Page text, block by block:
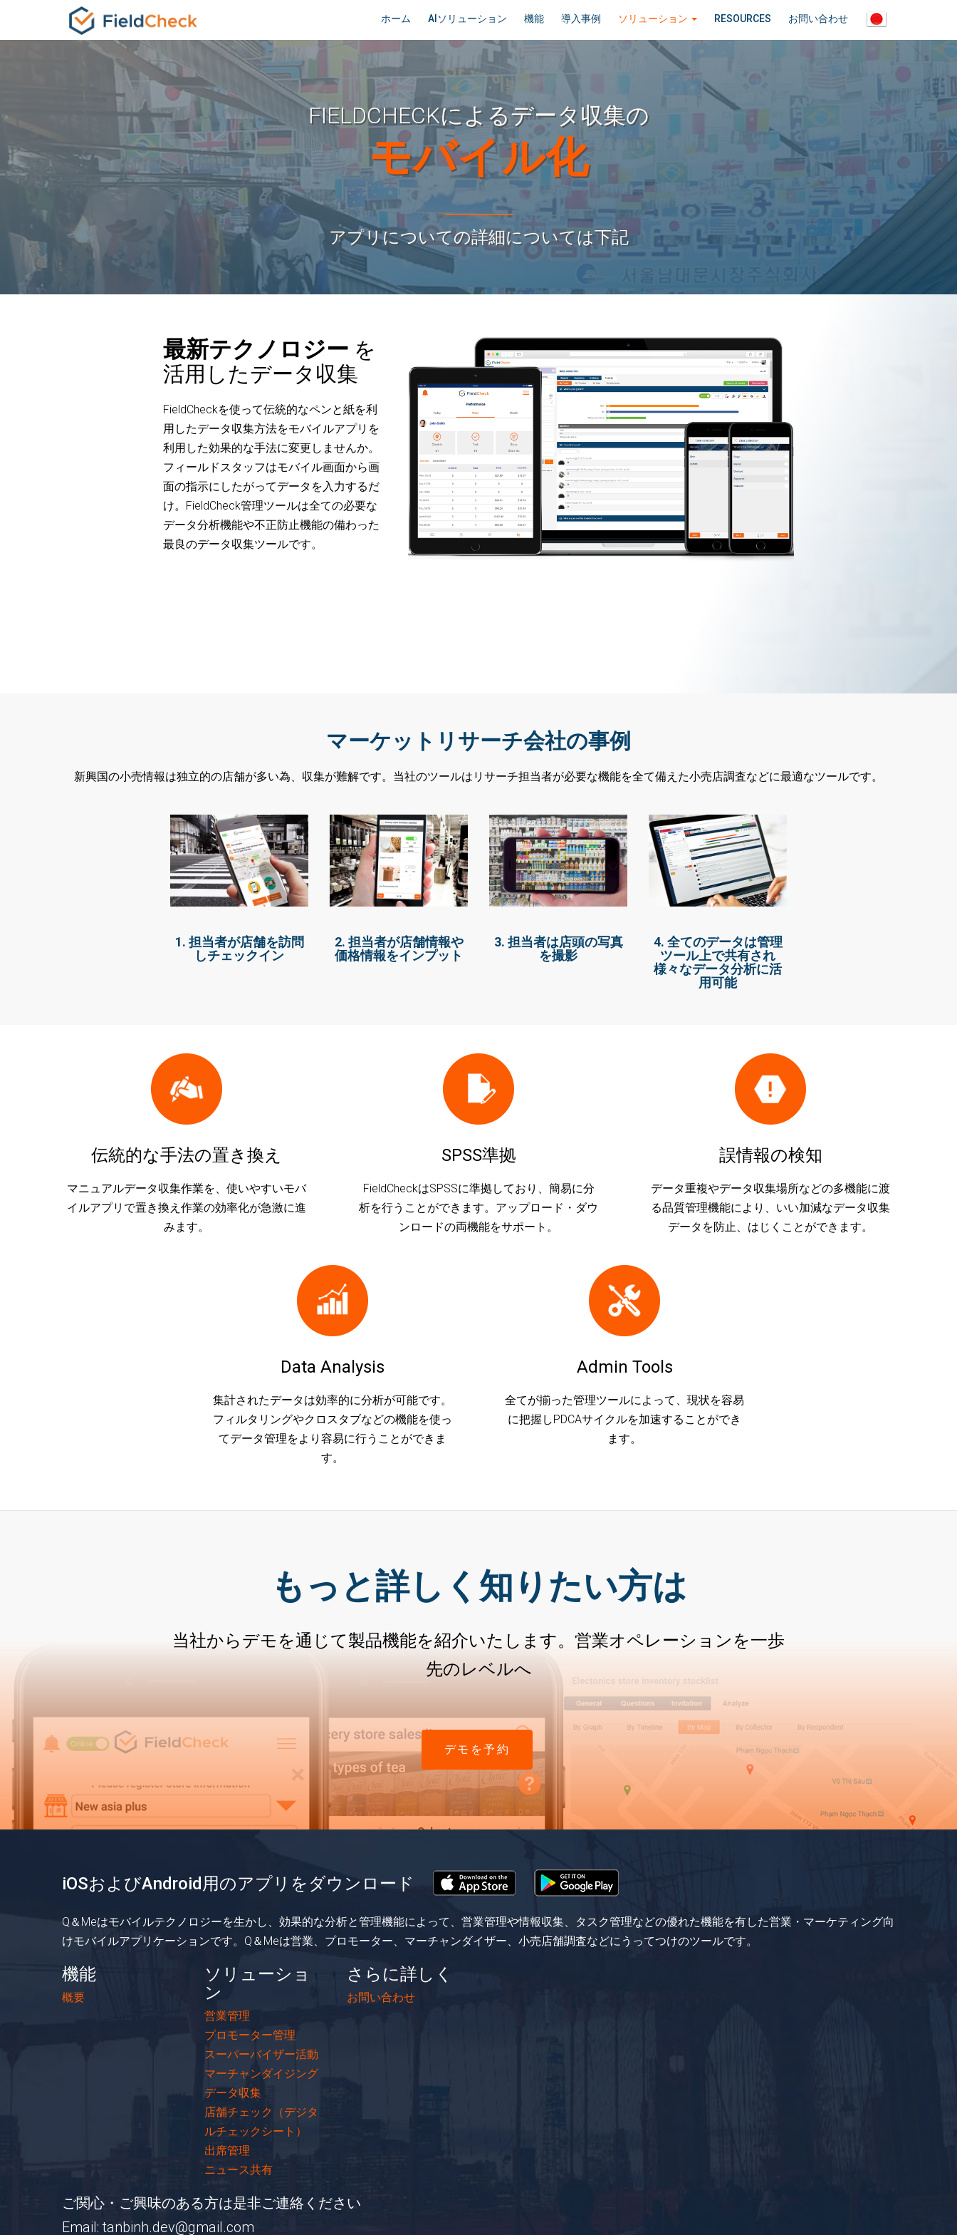
ホーム AIソリューション 機能 導入事例 ソリューション RESOURCES お問い合わせ
FIELDCHECKによるデータ収集の
モバイル化
アプリについての詳細については下記
最新テクノロジー を
活用したデータ収集
FieldCheckを使って伝統的なペンと紙を利
用したデータ収集方法をモバイルアプリを
利用した効果的な手法に変更しませんか。
フィールドスタッフはモバイル画面から画
面の指示にしたがってデータを入力するだ
け。FieldCheck管理ツールは全ての必要な
データ分析機能や不正防止機能の備わった
最良のデータ収集ツールです。
マーケットリサーチ会社の事例
新興国の小売情報は独立的の店舗が多い為、収集が難解です。当社のツールはリサーチ担当者が必要な機能を全て備えた小売店調査などに最適なツールです。
1. 担当者が店舗を訪問
しチェックイン
2. 担当者が店舗情報や
価格情報をインプット
3. 担当者は店頭の写真
を撮影
4. 全てのデータは管理
ツール上で共有され
様々なデータ分析に活
用可能
伝統的な手法の置き換え
マニュアルデータ収集作業を、使いやすいモバ
イルアプリで置き換え作業の効率化が急激に進
みます。
SPSS準拠
FieldCheckはSPSSに準拠しており、簡易に分
析を行うことができます。アップロード・ダウ
ンロードの両機能をサポート。
誤情報の検知
データ重複やデータ収集場所などの多機能に渡
る品質管理機能により、いい加減なデータ収集
データを防止、はじくことができます。
Data Analysis
集計されたデータは効率的に分析が可能です。
フィルタリングやクロスタブなどの機能を使っ
てデータ管理をより容易に行うことができま
す。
Admin Tools
全てが揃った管理ツールによって、現状を容易
に把握しPDCAサイクルを加速することができ
ます。
もっと詳しく知りたい方は
当社からデモを通じて製品機能を紹介いたします。営業オペレーションを一歩
先のレベルへ
デモを予約
iOSおよびAndroid用のアプリをダウンロード
Q＆Meはモバイルテクノロジーを生かし、効果的な分析と管理機能によって、営業管理や情報収集、タスク管理などの優れた機能を有した営業・マーケティング向
けモバイルアプリケーションです。Q＆Meは営業、プロモーター、マーチャンダイザー、小売店舗調査などにうってつけのツールです。
機能
概要
ソリューショ
ン
営業管理
プロモーター管理
スーパーバイザー活動
マーチャンダイジング
データ収集
店舗チェック（デジタ
ルチェックシート）
出席管理
ニュース共有
さらに詳しく
お問い合わせ
ご関心・ご興味のある方は是非ご連絡ください
Email:tanbinh.dev@gmail.com